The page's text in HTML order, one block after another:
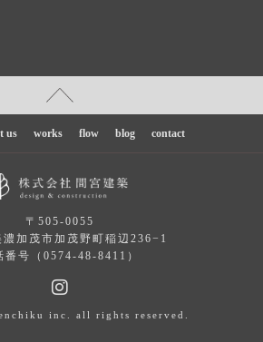
us works flow blog contact
〒505-0055
濃加茂市加茂野町稲辺236−1
番号（0574-48-8411）
inc. all rights reserved.